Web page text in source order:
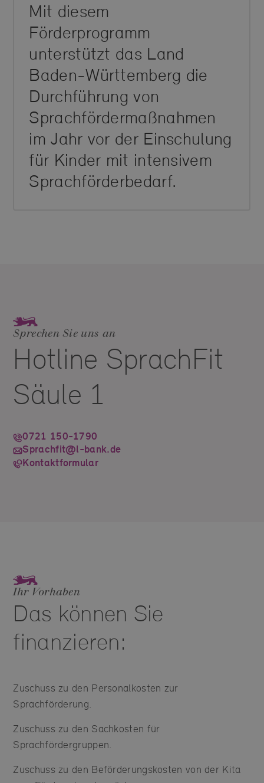
Mit diesem
Förderprogramm
unterstützt das Land
Baden-Württemberg die
Durchführung von
Sprachfördermaßnahmen
im Jahr vor der Einschulung
für Kinder mit intensivem
Sprachförderbedarf.
Sprechen Sie uns an
Hotline SprachFit
Säule 1
0721 150-1790
Sprachfit@l-bank.de
Kontaktformular
Ihr Vorhaben
Das können Sie
finanzieren:
Zuschuss zu den Personalkosten zur
Sprachförderung.
Zuschuss zu den Sachkosten für
Sprachfördergruppen.
Zuschuss zu den Beförderungskosten von der Kita